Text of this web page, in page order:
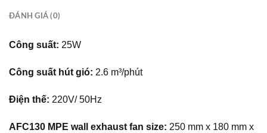
ĐÁNH GIÁ (0)
Công suất: 25W
Công suất hút gió: 2.6 m³/phút
Điện thế: 220V/ 50Hz
AFC130 MPE wall exhaust fan size: 250 mm x 180 mm x